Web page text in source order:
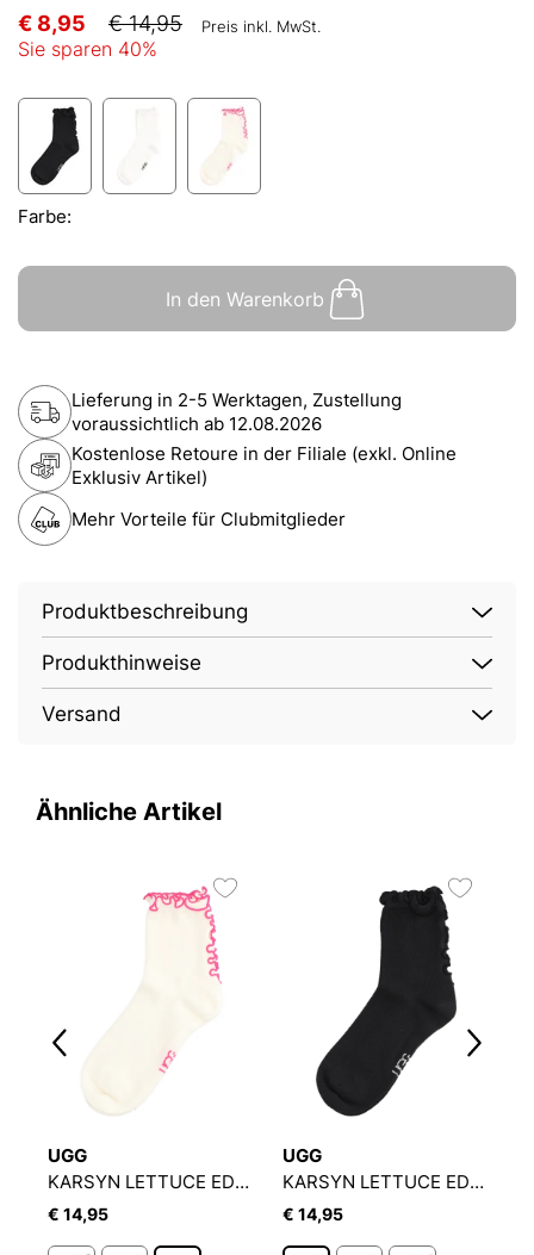
€ 8,95 € 14,95 Preis inkl. MwSt.
Sie sparen 40%
Farbe:
In den Warenkorb
Lieferung in 2-5 Werktagen, Zustellung
voraussichtlich ab 12.08.2026
Kostenlose Retoure in der Filiale (exkl. Online
Exklusiv Artikel)
Mehr Vorteile für Clubmitglieder
Produktbeschreibung
Produkthinweise
Versand
Ähnliche Artikel
UGG
KARSYN LETTUCE EDGE QUARTER II
€ 14,95
UGG
KARSYN LETTUCE EDGE QUARTER II
€ 14,95